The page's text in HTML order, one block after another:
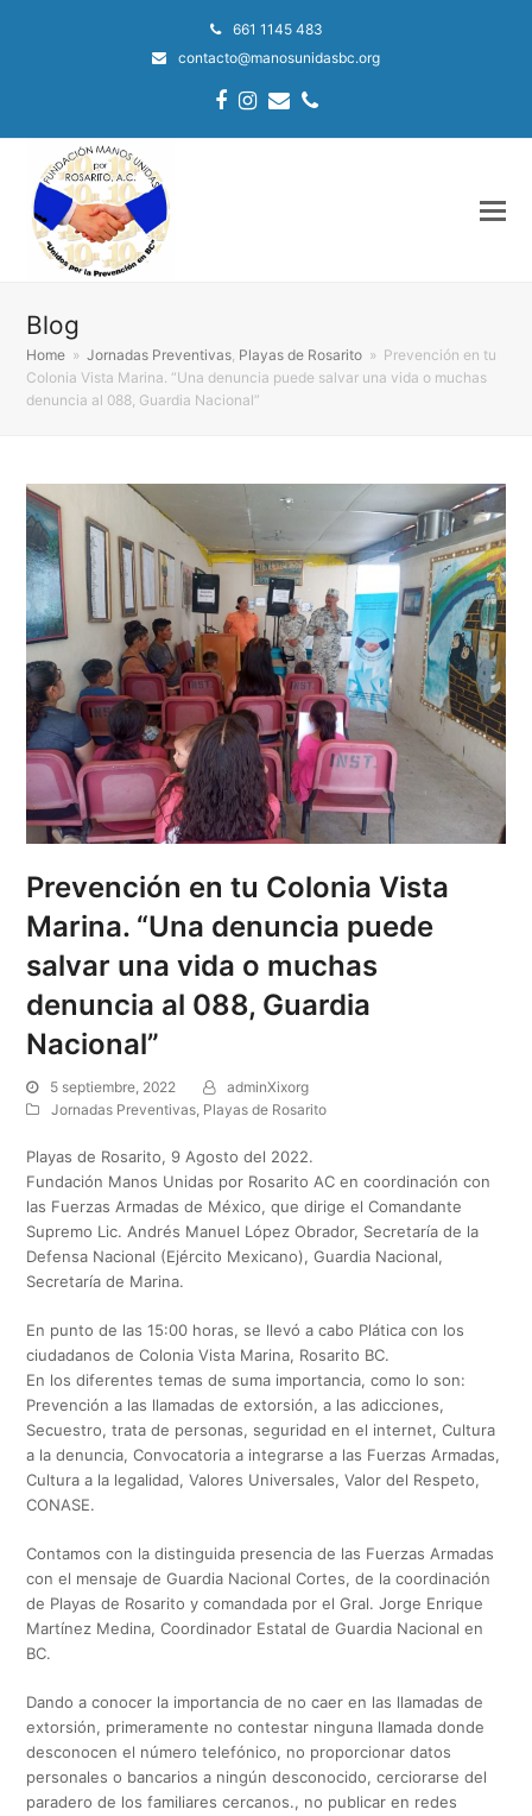
661 1145 483
contacto@manosunidasbc.org
Facebook
Instagram
EmailPhone
Blog
Home » Jornadas Preventivas, Playas de Rosarito » Prevención en tu
Colonia Vista Marina. “Una denuncia puede salvar una vida o muchas
denuncia al 088, Guardia Nacional”
Prevención en tu Colonia Vista
Marina. “Una denuncia puede
salvar una vida o muchas
denuncia al 088, Guardia
Nacional”
5 septiembre, 2022
adminXixorg
Jornadas Preventivas Playas de Rosarito
Playas de Rosarito, 9 Agosto del 2022.
Fundación Manos Unidas por Rosarito AC en coordinación con
las Fuerzas Armadas de México, que dirige el Comandante
Supremo Lic. Andrés Manuel López Obrador, Secretaría de la
Defensa Nacional (Ejército Mexicano), Guardia Nacional,
Secretaría de Marina.
En punto de las 15:00 horas, se llevó a cabo Plática con los
ciudadanos de Colonia Vista Marina, Rosarito BC.
En los diferentes temas de suma importancia, como lo son:
Prevención a las llamadas de extorsión, a las adicciones,
Secuestro, trata de personas, seguridad en el internet, Cultura
a la denuncia, Convocatoria a integrarse a las Fuerzas Armadas,
Cultura a la legalidad, Valores Universales, Valor del Respeto,
CONASE.
Contamos con la distinguida presencia de las Fuerzas Armadas
con el mensaje de Guardia Nacional Cortes, de la coordinación
de Playas de Rosarito y comandada por el Gral. Jorge Enrique
Martínez Medina, Coordinador Estatal de Guardia Nacional en
BC.
Dando a conocer la importancia de no caer en las llamadas de
extorsión, primeramente no contestar ninguna llamada donde
desconocen el número telefónico, no proporcionar datos
personales o bancarios a ningún desconocido, cerciorarse del
paradero de los familiares cercanos., no publicar en redes